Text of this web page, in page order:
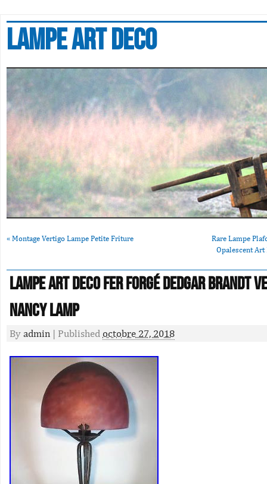
Lampe art deco
« Montage Vertigo Lampe Petite Friture
Rare Lampe
Opalescent
Lampe art deco fer forgé dEdgar Brandt
Nancy lamp
By admin | Published octobre 27, 2018